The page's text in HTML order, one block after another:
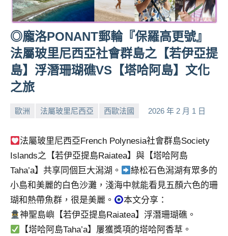
達
人
帶
路、
旅
遊
節
目
賓、
金
探
目
班
底、
外
◎龐洛PONANT郵輪『保羅高更號』
法屬玻里尼西亞社會群島之【若伊亞提
島】浮潛珊瑚礁VS【塔哈阿島】文化
之旅
歐洲 法屬玻里尼西亞 西歐法國 2026 年 2 月 1 日
No
法屬玻里尼西亞French Polynesia社會群島Society
Islands之【若伊亞提島Raiatea】與【塔哈阿島
Taha’a】共享同個巨大潟湖。
綠松石色潟湖有眾多的
小島和美麗的白色沙灘，淺海中就能看見五顏六色的珊
瑚和熱帶魚群，很是美麗。
本文分享：
神聖島嶼【若伊亞提島Raiatea】浮潛珊瑚礁。
【塔哈阿島Taha’a】屢獲獎項的塔哈阿香草。